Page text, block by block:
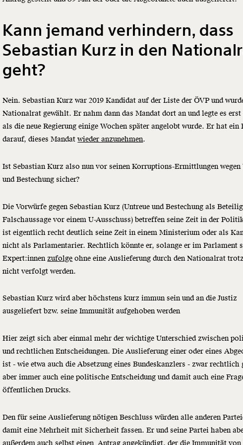
Kann jemand verhindern, dass
Sebastian Kurz in den
geht?
Nein. Sebastian Kurz war 2019 Kandidat auf der Liste der ÖVP und
Nationalrat gewählt. Er nahm dann das Mandat dort an und legte es
als die neue Regierung einige Wochen später angelobt wurde. Er hat ein
darauf, dieses Mandatwieder anzunehmen.
Ist Sebastian Kurz also nun vor seinen Korruptions-Ermittlungen wegen
und Bestechung sicher?
Die Vorwürfe gegen Sebastian Kurz (Untreue und Bestechung als
Falschaussage vor einem U-Ausschuss) betreffen seine Zeit in der
ist eigentlich recht deutlich seine Zeit in einem Ministerium oder als
nicht als Parlamentarier. Rechtlich könnte er, solange er im Parlament
Expert:innenzufolge ohne eine Auslieferung durch den Nationalrat
nicht verfolgt werden.
Sebastian Kurz wird aber höchstens kurz immun sein und an die Justiz
ausgeliefert bzw. seine Immunität aufgehoben werden
Hier zeigt sich aber einmal mehr der wichtige Unterschied zwischen
und rechtlichen Entscheidungen. Die Auslieferung einer oder eines
ist - wie etwa auch die Absetzung eines Bundeskanzlers - zwar rechtlich
aber immer auch eine politische Entscheidung und damit auch eine
öffentlichen Drucks.
Den für seine Auslieferung nötigen Beschluss würden alle anderen
damit eine Mehrheit mit Sicherheit fassen. Er und seine Partei haben